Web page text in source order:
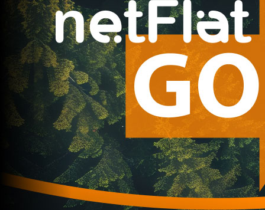
A Selekcija
Džeko na pragu historije: Samo jedan fudbaler
njega uspio ovo u Bundesligi!
1 sedmica 9 h